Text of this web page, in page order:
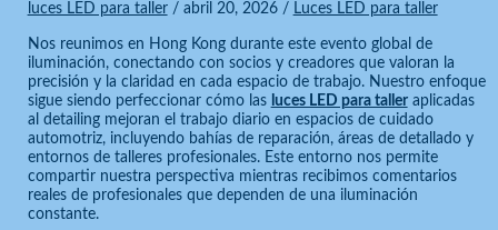
luces LED para taller/ abril 20, 2026 / Luces LED para taller
Nos reunimos en Hong Kong durante este evento global de
iluminación, conectando con socios y creadores que valoran la
precisión y la claridad en cada espacio de trabajo. Nuestro enfoque
sigue siendo perfeccionar cómo las luces LED para talleraplicadas
al detailing mejoran el trabajo diario en espacios de cuidado
automotriz, incluyendo bahías de reparación, áreas de detallado y
entornos de talleres profesionales. Este entorno nos permite
compartir nuestra perspectiva mientras recibimos comentarios
reales de profesionales que dependen de una iluminación
constante.